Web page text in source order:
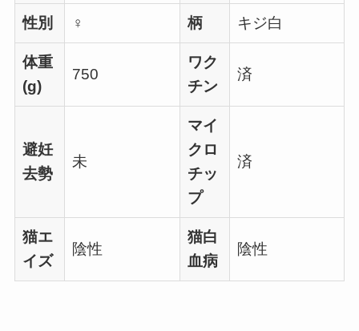
性別 ♀ 柄 キジ白
体重
(g)
750
ワク
チン
済
避妊
去勢
未
マイ
クロ
チッ
プ
済
猫エ
イズ
陰性
猫白
血病
陰性